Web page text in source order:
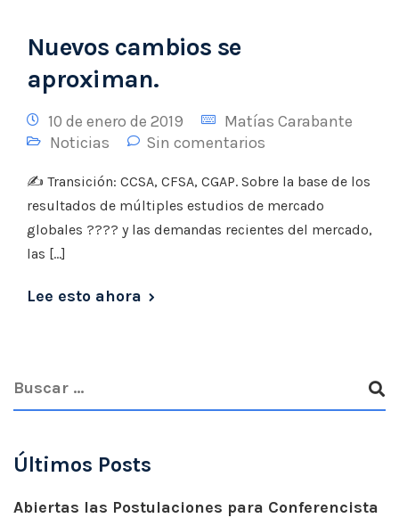
Nuevos cambios se
aproximan.
10 de enero de 2019
Matías Carabante
Noticias
Sin comentarios
✍ Transición: CCSA, CFSA, CGAP. Sobre la base de los
resultados de múltiples estudios de mercado
globales ???? y las demandas recientes del mercado,
las […]
Lee esto ahora
Últimos Posts
Abiertas las Postulaciones para Conferencista